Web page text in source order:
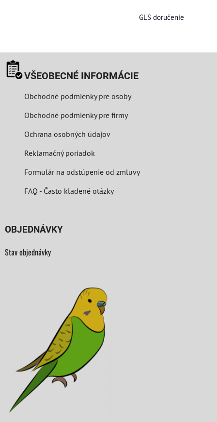
GLS doručenie
VŠEOBECNÉ INFORMÁCIE
Obchodné podmienky pre osoby
Obchodné podmienky pre firmy
Ochrana osobných údajov
Reklamačný poriadok
Formulár na odstúpenie od zmluvy
FAQ - Často kladené otázky
OBJEDNÁVKY
Stav objednávky